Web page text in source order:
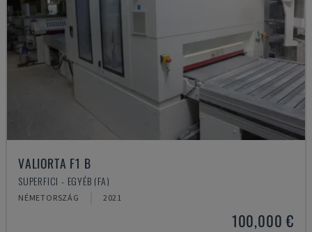
VALIORTA F1 B
SUPERFICI - EGYÉB (FA)
NÉMETORSZÁG 2021
100,000 €